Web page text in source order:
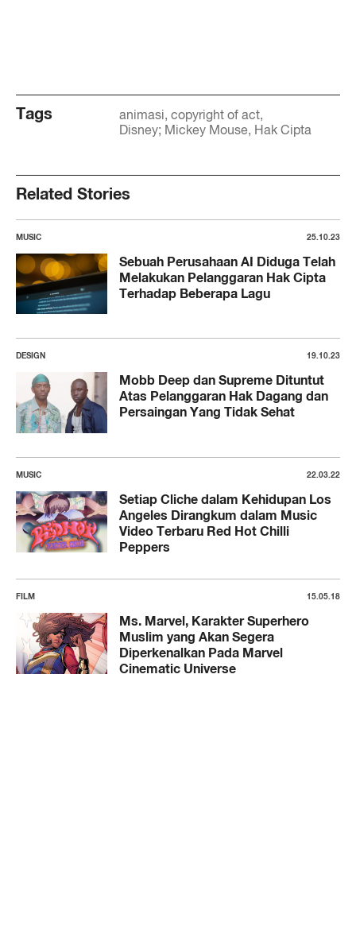
Tags animasi copyright of act
Disney; Mickey Mouse Hak Cipta
Related Stories
MUSIC 25.10.23
Sebuah Perusahaan AI Diduga Telah
Melakukan Pelanggaran Hak Cipta
Terhadap Beberapa Lagu
DESIGN 19.10.23
Mobb Deep dan Supreme Dituntut
Atas Pelanggaran Hak Dagang dan
Persaingan Yang Tidak Sehat
MUSIC 22.03.22
Setiap Cliche dalam Kehidupan Los
Angeles Dirangkum dalam Music
Video Terbaru Red Hot Chilli
Peppers
FILM 15.05.18
Ms. Marvel, Karakter Superhero
Muslim yang Akan Segera
Diperkenalkan Pada Marvel
Cinematic Universe